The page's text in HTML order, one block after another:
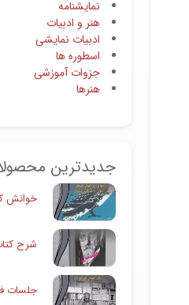
نمایشنامه
هنر و ادبیات
ادبیات نمایشی
اسطوره ها
جزوات آموزشی
هنرها
جدیدترین
خوانش
شرح
جلسات